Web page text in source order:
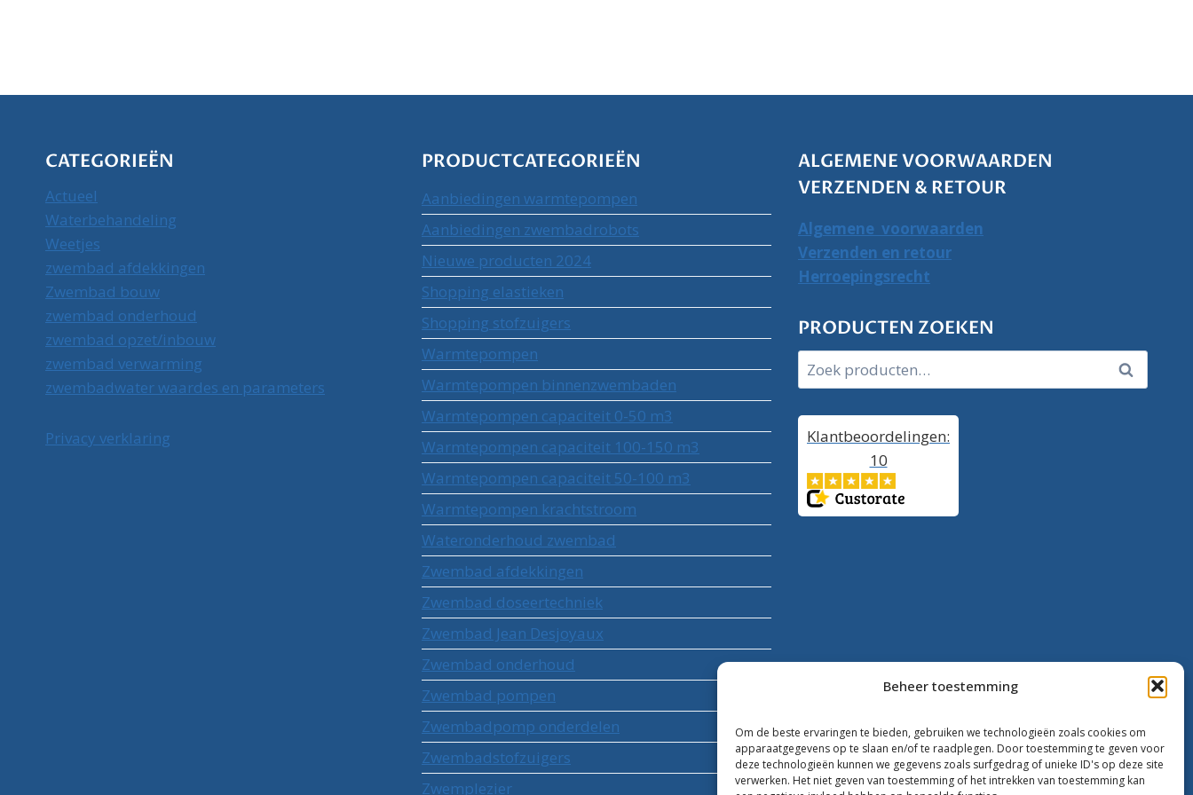
Beheer toestemming
Om de beste ervaringen te bieden, gebruiken we technologieën zoals cookies om
apparaatgegevens op te slaan en/of te raadplegen. Door toestemming te geven voor
deze technologieën kunnen we gegevens zoals surfgedrag of unieke ID's op deze site
verwerken. Het niet geven van toestemming of het intrekken van toestemming kan
CATEGORIEËN
Actueel
Waterbehandeling
Weetjes
zwembad afdekkingen
Zwembad bouw
zwembad onderhoud
zwembad opzet/inbouw
zwembad verwarming
zwembadwater waardes en parameters
Privacy verklaring
PRODUCTCATEGORIEËN
Aanbiedingen warmtepompen
Aanbiedingen zwembadrobots
Nieuwe producten 2024
Shopping elastieken
Shopping stofzuigers
Warmtepompen
Warmtepompen binnenzwembaden
Warmtepompen capaciteit 0-50 m3
Warmtepompen capaciteit 100-150 m3
Warmtepompen capaciteit 50-100 m3
Warmtepompen krachtstroom
Wateronderhoud zwembad
Zwembad afdekkingen
Zwembad doseertechniek
Zwembad Jean Desjoyaux
Zwembad onderhoud
Zwembad pompen
Zwembadpomp onderdelen
Zwembadstofzuigers
Zwemplezier
ALGEMENE VOORWAARDEN
VERZENDEN & RETOUR
Algemene voorwaarden
Verzenden en retour
Herroepingsrecht
PRODUCTEN ZOEKEN
Zoeken
naar:
Zoeken
Klantbeoordelingen:
10